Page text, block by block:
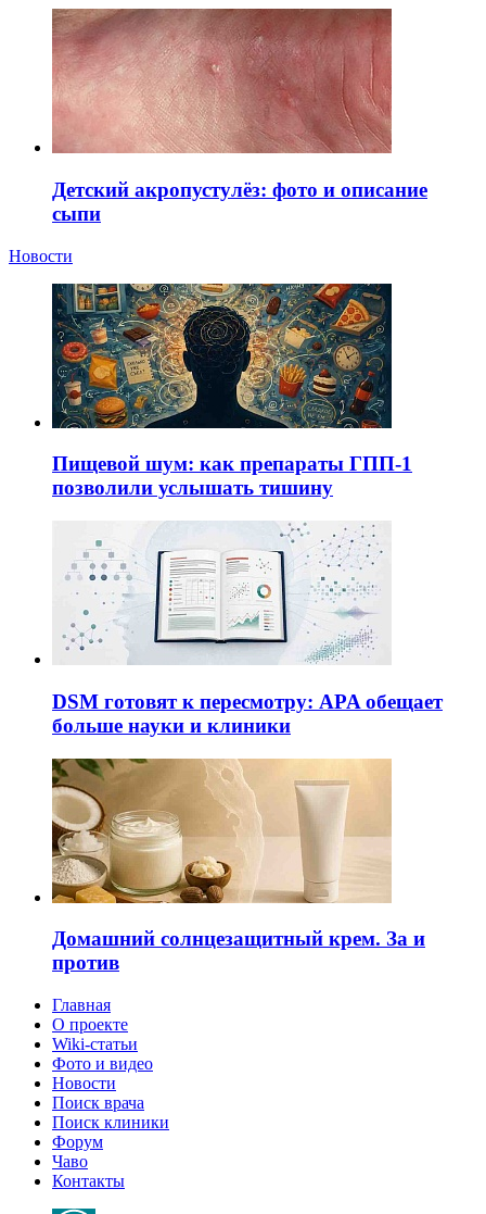
Детский акропустулёз: фото и описание
сыпи
Новости
Пищевой шум: как препараты ГПП-1
позволили услышать тишину
DSM готовят к пересмотру: APA обещает
больше науки и клиники
Домашний солнцезащитный крем. За и
против
Главная
О проекте
Wiki-статьи
Фото и видео
Новости
Поиск врача
Поиск клиники
Форум
Чаво
Контакты